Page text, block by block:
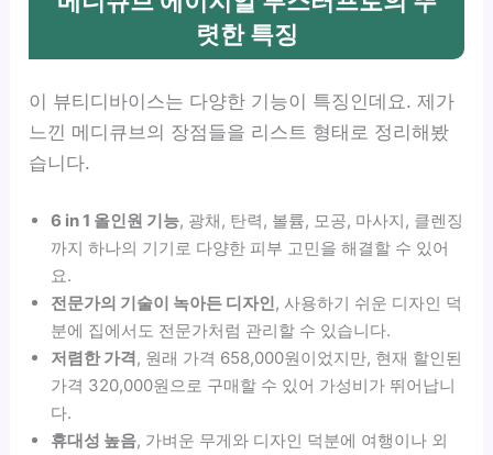
렷한 특징
이 뷰티디바이스는 다양한 기능이 특징인데요. 제가
느낀 메디큐브의 장점들을 리스트 형태로 정리해봤
습니다.
6 in 1 올인원 기능, 광채, 탄력, 볼륨, 모공, 마사지, 클렌징
까지 하나의 기기로 다양한 피부 고민을 해결할 수 있어
요.
전문가의 기술이 녹아든 디자인, 사용하기 쉬운 디자인 덕
분에 집에서도 전문가처럼 관리할 수 있습니다.
저렴한 가격, 원래 가격 658,000원이었지만, 현재 할인된
가격 320,000원으로 구매할 수 있어 가성비가 뛰어납니
다.
휴대성 높음, 가벼운 무게와 디자인 덕분에 여행이나 외